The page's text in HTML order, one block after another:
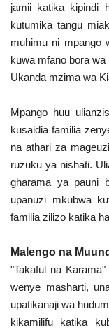
Washiriki
Video
Wadhamini
Language
English Swahili
French Arabic
jamii katika kipindi
kutumika tangu
muhimu ni mpango
kuwa mfano bora
Ukanda mzima wa
Mpango huu
kusaidia familia
na athari za
ruzuku ya nishati.
gharama ya pauni
upanuzi mkubwa
familia zilizo katika
Malengo na
"Takaful na
wenye masharti,
upatikanaji wa
kikamilifu katika